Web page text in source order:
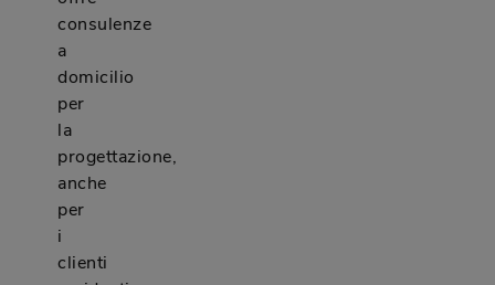
consulenze
a
domicilio
per
la
progettazione,
anche
per
i
clienti